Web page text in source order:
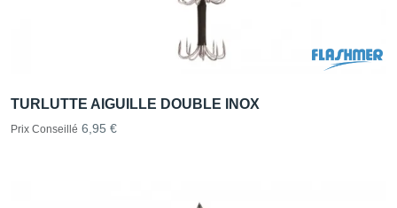
TURLUTTE AIGUILLE DOUBLE INOX
Prix Conseillé 6,95 €